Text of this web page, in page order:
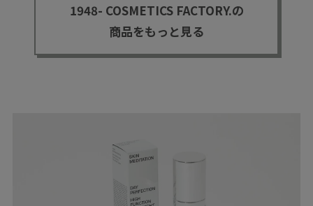
1948- COSMETICS FACTORY.の
商品をもっと見る